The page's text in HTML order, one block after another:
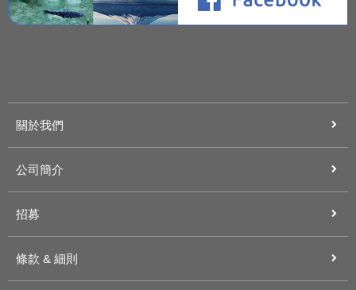
關於我們
公司簡介
招募
條款 & 細則